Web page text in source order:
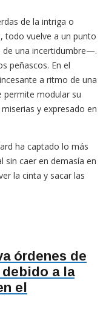
de la intriga o
todo vuelve a un punto
una incertidumbre—.
peñascos. En el
a ritmo de una
permite modular su
y expresado en
ha captado lo más
sin caer en demasía en
la cinta y sacar las
órdenes de
a la
el